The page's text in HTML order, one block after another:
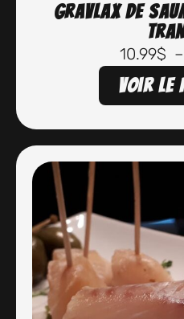
Gravlax de
10.99$ –
Voir le